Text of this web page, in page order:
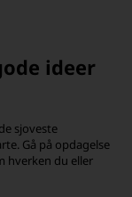
ideer
sjoveste
Gå på opdagelse
hverken du eller